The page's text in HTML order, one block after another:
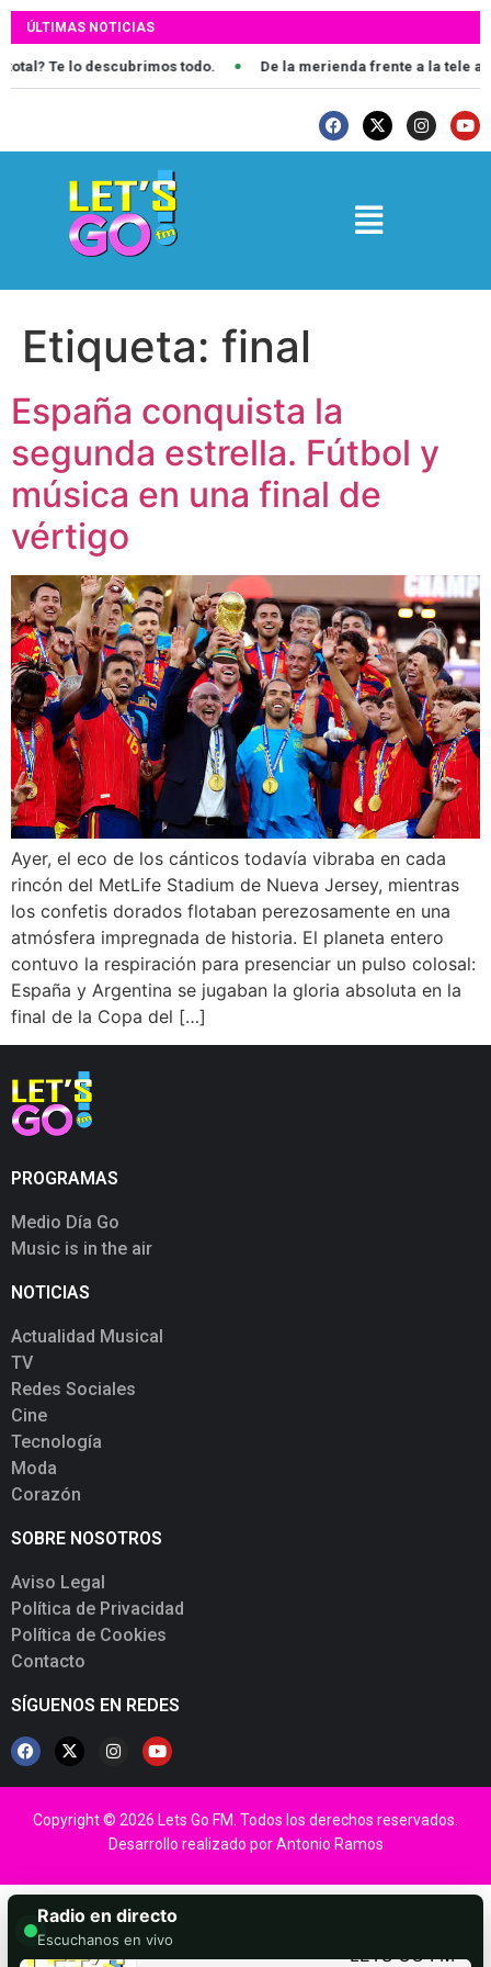
ÚLTIMAS NOTICIAS
Te lo descubrimos todo. De la merienda frente a la tele al
Radio en directo
Escuchanos en vivo
Etiqueta: final
España conquista la
segunda estrella. Fútbol y
música en una final de
vértigo
Ayer, el eco de los cánticos todavía vibraba en cada
rincón del MetLife Stadium de Nueva Jersey, mientras
los confetis dorados flotaban perezosamente en una
atmósfera impregnada de historia. El planeta entero
contuvo la respiración para presenciar un pulso colosal:
España y Argentina se jugaban la gloria absoluta en la
final de la Copa del […]
PROGRAMAS
Medio Día Go
Music is in the air
NOTICIAS
Actualidad Musical
TV
Redes Sociales
Cine
Tecnología
Moda
Corazón
SOBRE NOSOTROS
Aviso Legal
Política de Privacidad
Política de Cookies
Contacto
SÍGUENOS EN REDES
Copyright © 2026 Lets Go FM. Todos los derechos reservados.
Desarrollo realizado porAntonio Ramos